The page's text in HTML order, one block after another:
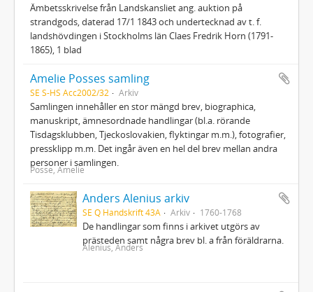
Ämbetsskrivelse från Landskansliet ang. auktion på
strandgods, daterad 17/1 1843 och undertecknad av t. f.
landshövdingen i Stockholms län Claes Fredrik Horn (1791-
1865), 1 blad
Amelie Posses samling
SE S-HS Acc2002/32 Arkiv
Samlingen innehåller en stor mängd brev, biographica,
manuskript, ämnesordnade handlingar (bl.a. rörande
Tisdagsklubben, Tjeckoslovakien, flyktingar m.m.), fotografier,
pressklipp m.m. Det ingår även en hel del brev mellan andra
personer i samlingen.
Posse, Amelie
Anders Alenius arkiv
SE Q Handskrift 43A Arkiv 1760-1768
De handlingar som finns i arkivet utgörs av
prästeden samt några brev bl. a från föräldrarna.
Alenius, Anders